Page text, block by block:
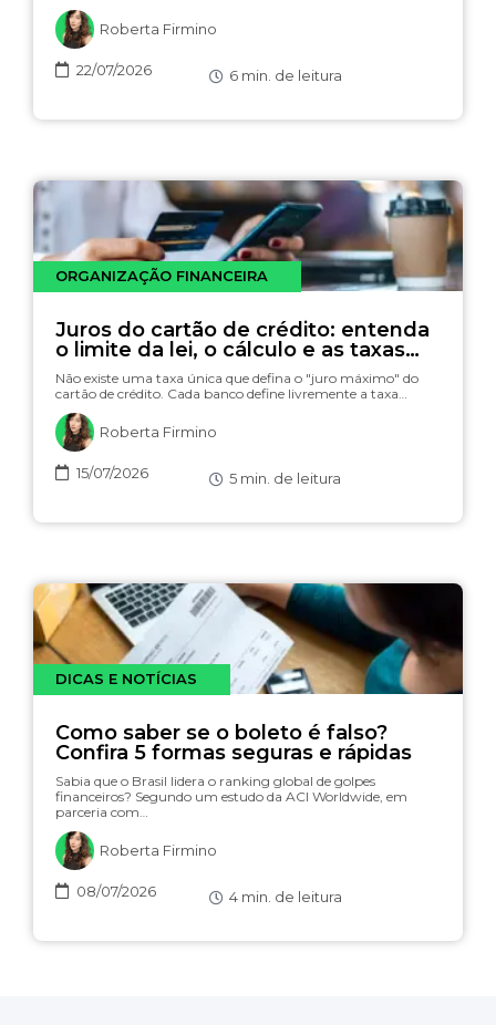
Roberta Firmino
22/07/2026 6 min. de leitura
ORGANIZAÇÃO FINANCEIRA
Juros do cartão de crédito: entenda
o limite da lei, o cálculo e as taxas
(com simulador)
Não existe uma taxa única que defina o "juro máximo" do
cartão de crédito. Cada banco define livremente a taxa…
Roberta Firmino
15/07/2026 5 min. de leitura
DICAS E NOTÍCIAS
Como saber se o boleto é falso?
Confira 5 formas seguras e rápidas
Sabia que o Brasil lidera o ranking global de golpes
financeiros? Segundo um estudo da ACI Worldwide, em
parceria com…
Roberta Firmino
08/07/2026 4 min. de leitura